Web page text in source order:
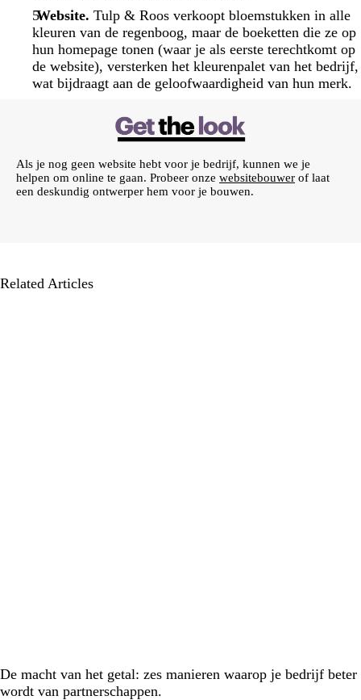
Website. Tulp & Roos verkoopt bloemstukken in alle
kleuren van de regenboog, maar de boeketten die ze op
hun homepage tonen (waar je als eerste terechtkomt op
de website), versterken het kleurenpalet van het bedrijf,
wat bijdraagt aan de geloofwaardigheid van hun merk.
Als je nog geen website hebt voor je bedrijf, kunnen we je
helpen om online te gaan. Probeer onze websitebouwer of laat
een deskundig ontwerper hem voor je bouwen.
Related Articles
De macht van het getal: zes manieren waarop je bedrijf beter
wordt van partnerschappen.